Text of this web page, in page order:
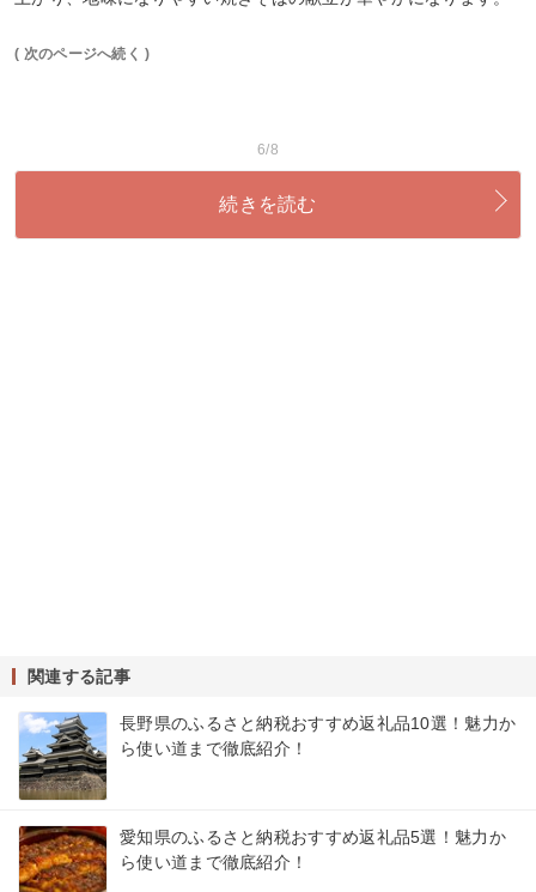
( 次のページへ続く )
6/8
続きを読む
関連する記事
長野県のふるさと納税おすすめ返礼品10選！魅力か
ら使い道まで徹底紹介！
愛知県のふるさと納税おすすめ返礼品5選！魅力か
ら使い道まで徹底紹介！